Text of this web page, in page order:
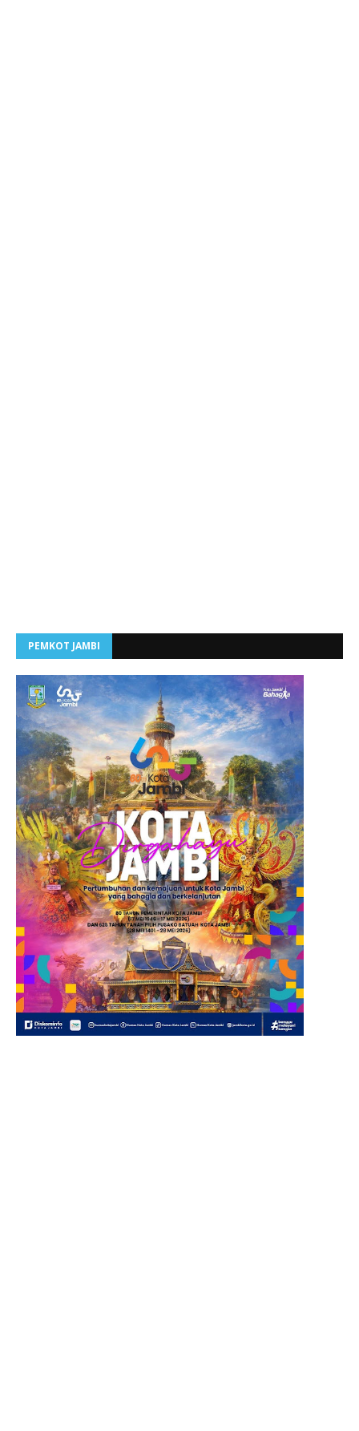
PEMKOT JAMBI